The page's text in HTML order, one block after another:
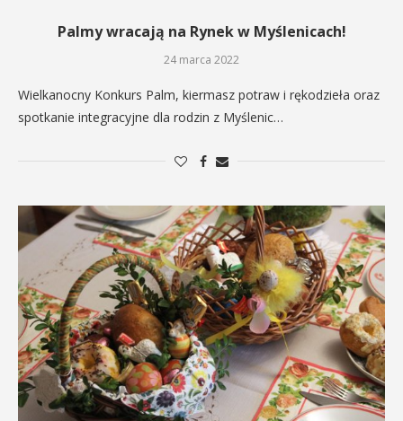
Palmy wracają na Rynek w Myślenicach!
24 marca 2022
Wielkanocny Konkurs Palm, kiermasz potraw i rękodzieła oraz
spotkanie integracyjne dla rodzin z Myślenic…